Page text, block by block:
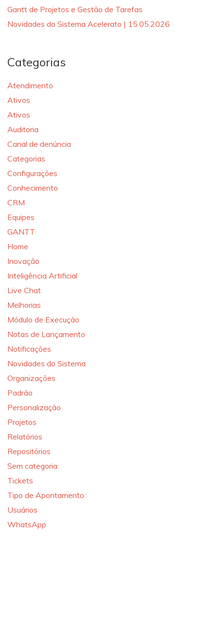
Gantt de Projetos e Gestão de Tarefas
Novidades do Sistema Acelerato | 15.05.2026
Categorias
Atendimento
Ativos
Ativos
Auditoria
Canal de denúncia
Categorias
Configurações
Conhecimento
CRM
Equipes
GANTT
Home
Inovação
Inteligência Artificial
Live Chat
Melhorias
Módulo de Execução
Notas de Lançamento
Notificações
Novidades do Sistema
Organizações
Padrão
Personalização
Projetos
Relatórios
Repositórios
Sem categoria
Tickets
Tipo de Apontamento
Usuários
WhatsApp